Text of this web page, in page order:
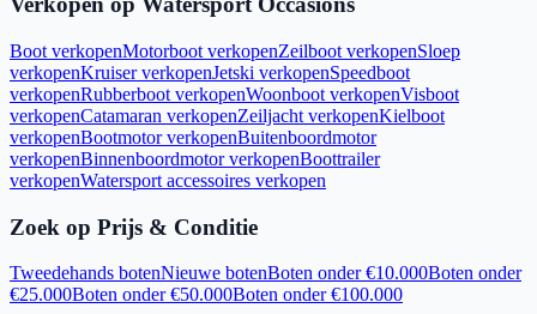
Boot verkopenMotorboot verkopenZeilboot verkopenSloep
verkopenKruiser verkopenJetski verkopenSpeedboot
verkopenRubberboot verkopenWoonboot verkopenVisboot
verkopenCatamaran verkopenZeiljacht verkopenKielboot
verkopenBootmotor verkopenBuitenboordmotor
verkopenBinnenboordmotor verkopenBoottrailer
verkopenWatersport accessoires verkopen
Zoek op Prijs & Conditie
Tweedehands botenNieuwe botenBoten onder €10.000Boten onder
€25.000Boten onder €50.000Boten onder €100.000